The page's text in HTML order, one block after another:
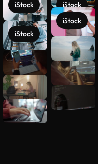
iStock
iStock
iStock
iStock